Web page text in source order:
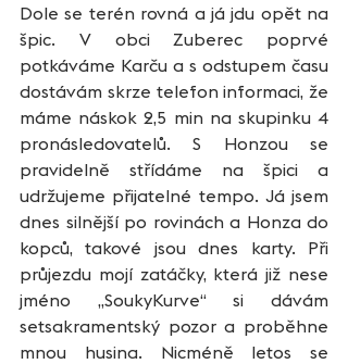
Dole se terén rovná a já jdu opět na
špic. V obci Zuberec poprvé
potkáváme Karču a s odstupem času
dostávám skrze telefon informaci, že
máme náskok 2,5 min na skupinku 4
pronásledovatelů. S Honzou se
pravidelně střídáme na špici a
udržujeme přijatelné tempo. Já jsem
dnes silnější po rovinách a Honza do
kopců, takové jsou dnes karty. Při
průjezdu mojí zatáčky, která již nese
jméno „SoukyKurve“ si dávám
setsakramentský pozor a proběhne
mnou husina. Nicméně letos se